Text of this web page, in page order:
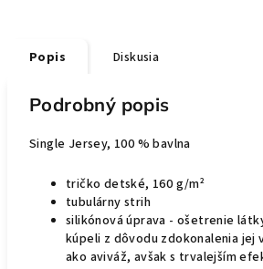
Popis Diskusia
Podrobný popis
Single Jersey, 100 % bavlna
tričko detské, 160 g/m²
tubulárny strih
silikónová úprava - ošetrenie
kúpeli z dôvodu zdokonalenia jej
ako aviváž, avšak s trvalejším